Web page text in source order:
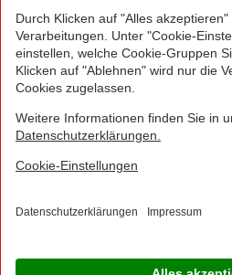
© 2016 - 2026 NORMA
Stiftung & Co. KG
Sitemap Kontakt
Barrierefreiheitserklärung
Jetzt Ihre NORMA Filiale
mehr Angebote